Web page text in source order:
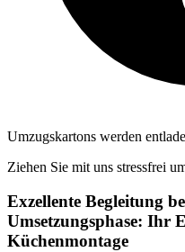
Umzugskartons werden
Ziehen Sie mit uns stressfrei
Exzellente Begleitung
Umsetzungsphase: Ihr
Küchenmontage